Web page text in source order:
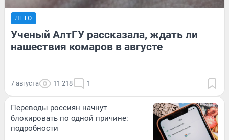
ЛЕТО
Ученый АлтГУ рассказала, ждать ли
нашествия комаров в августе
7 августа 11 218 1
Переводы россиян начнут
блокировать по одной причине:
подробности